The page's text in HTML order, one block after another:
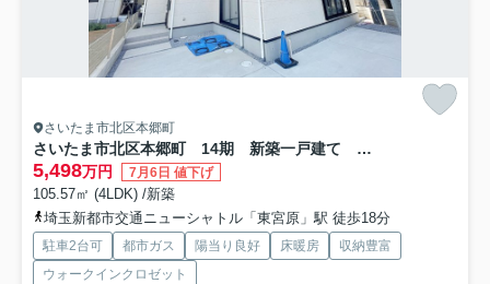
さいたま市北区本郷町
さいたま市北区本郷町 14期 新築一戸建て KEIAI GRACE 01
5,498万円 7月6日 値下げ
105.57㎡ (4LDK) /新築
埼玉新都市交通ニューシャトル「東宮原」駅 徒歩18分
駐車2台可 都市ガス 陽当り良好 床暖房
収納豊富
ウォークインクロゼット